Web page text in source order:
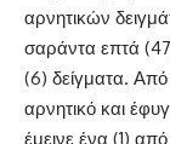
αρνητικών
σαράντα επτά
(6) δείγματα.
αρνητικό και
έμεινε ένα (1)